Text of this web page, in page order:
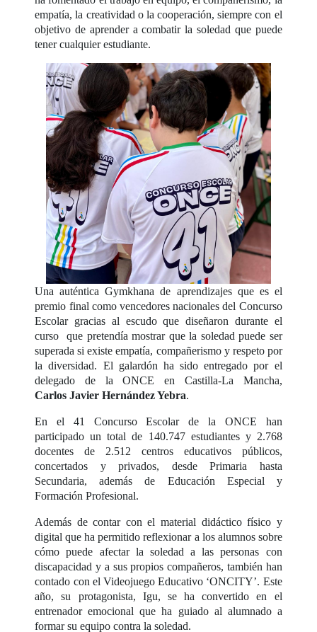
empatía, la creatividad o la cooperación, siempre con el
objetivo de aprender a combatir la soledad que puede
tener cualquier estudiante.
Una auténtica Gymkhana de aprendizajes que es el
premio final como vencedores nacionales del Concurso
Escolar gracias al escudo que diseñaron durante el
curso que pretendía mostrar que la soledad puede ser
superada si existe empatía, compañerismo y respeto por
la diversidad. El galardón ha sido entregado por el
delegado de la ONCE en Castilla-La Mancha,
Carlos Javier Hernández Yebra.
En el 41 Concurso Escolar de la ONCE han
participado un total de 140.747 estudiantes y 2.768
docentes de 2.512 centros educativos públicos,
concertados y privados, desde Primaria hasta
Secundaria, además de Educación Especial y
Formación Profesional.
Además de contar con el material didáctico físico y
digital que ha permitido reflexionar a los alumnos sobre
cómo puede afectar la soledad a las personas con
discapacidad y a sus propios compañeros, también han
contado con el Videojuego Educativo ‘ONCITY’. Este
año, su protagonista, Igu, se ha convertido en el
entrenador emocional que ha guiado al alumnado a
formar su equipo contra la soledad.